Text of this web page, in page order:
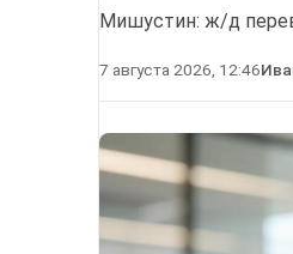
Мишустин: ж/д
7 августа 2026, 12:46